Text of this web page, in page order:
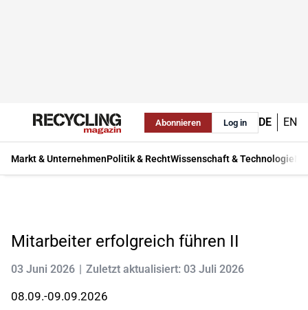
Abonnieren Log in DE EN
Markt & UnternehmenPolitik & RechtWissenschaft & Technologie
Mitarbeiter erfolgreich führen II
03 Juni 2026 Zuletzt aktualisiert: 03 Juli 2026
08.09.-09.09.2026